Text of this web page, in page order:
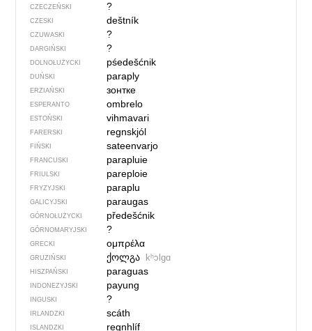
CZECZEŃSKI ?
CZESKI deštník
CZUWASKI ?
DARGIŃSKI ?
DOLNOŁUŻYCKI pśedešćnik
DUŃSKI paraply
ERZIAŃSKI зонтке
ESPERANTO ombrelo
ESTOŃSKI vihmavari
FARERSKI regnskjól
FIŃSKI sateenvarjo
FRANCUSKI parapluie
FRIULSKI pareploie
FRYZYJSKI paraplu
GALICYJSKI paraugas
GÓRNOŁUŻYCKI předešćnik
GÓRNOMARYJSKI ?
GRECKI ομπρέλα
GRUZIŃSKI ქოლგა kʰɔlgɑ
HISZPAŃSKI paraguas
INDONEZYJSKI payung
INGUSKI ?
IRLANDZKI scáth
ISLANDZKI regnhlíf